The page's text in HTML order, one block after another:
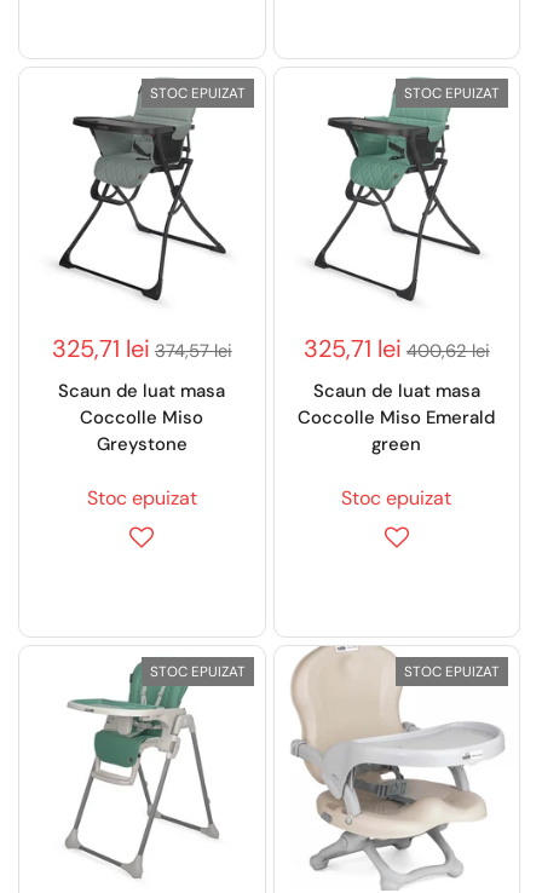
325,71 lei 374,57 lei
Scaun de luat masa
Coccolle Miso
Greystone
Stoc epuizat
STOC EPUIZAT
325,71 lei 400,62 lei
Scaun de luat masa
Coccolle Miso Emerald
green
Stoc epuizat
STOC EPUIZAT
STOC EPUIZAT STOC EPUIZAT